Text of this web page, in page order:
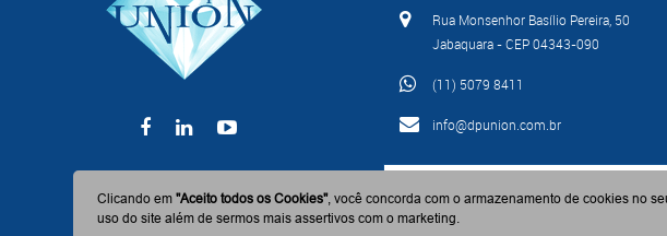
Rua Monsenhor Basílio Pereira, 50
Jabaquara - CEP 04343-090
(11) 5079 8411
info@dpunion.com.br
BAIXE AGORA NOSSO CATÁLOGO
Clicando em"Aceito todos os Cookies", você concorda com o armazenamento de cookies no
uso do site além de sermos mais assertivos com o marketing.